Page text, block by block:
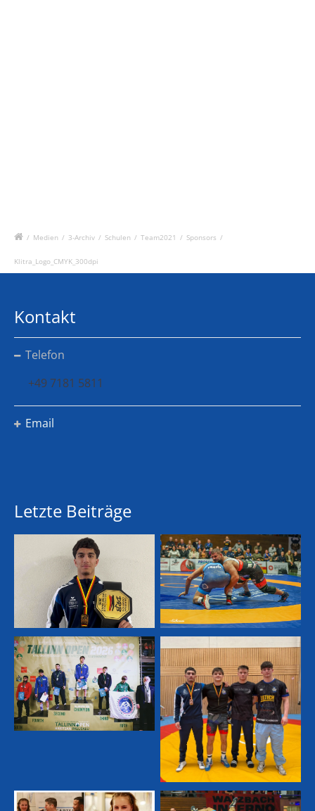
/ Medien / 3-Archiv / Schulen / Team2021 / Sponsors /
Klitra_Logo_CMYK_300dpi
Kontakt
Telefon
+49 7181 5811
Email
Letzte Beiträge